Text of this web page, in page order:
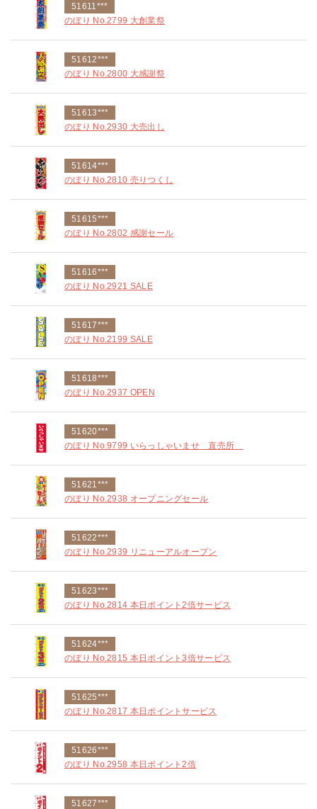
51611***
のぼり No.2799 大創業祭
51612***
のぼり No.2800 大感謝祭
51613***
のぼり No.2930 大売出し
51614***
のぼり No.2810 売りつくし
51615***
のぼり No.2802 感謝セール
51616***
のぼり No.2921 SALE
51617***
のぼり No.2199 SALE
51618***
のぼり No.2937 OPEN
51620***
のぼり No.9799 いらっしゃいませ 直売所
51621***
のぼり No.2938 オープニングセール
51622***
のぼり No.2939 リニューアルオープン
51623***
のぼり No.2814 本日ポイント2倍サービス
51624***
のぼり No.2815 本日ポイント3倍サービス
51625***
のぼり No.2817 本日ポイントサービス
51626***
のぼり No.2958 本日ポイント2倍
51627***